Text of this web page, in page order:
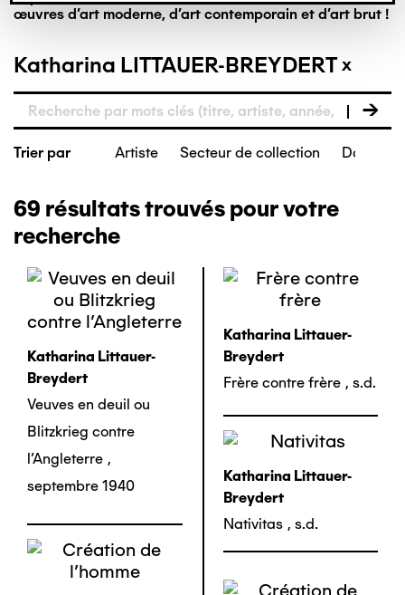
œuvres d’art moderne, d’art contemporain et d’art brut !
Katharina LITTAUER-BREYDERT
Trier par Artiste Secteur de collection Date de
69 résultats trouvés pour votre
recherche
Katharina Littauer-
Breydert
Veuves en deuil ou
Blitzkrieg contre
l'Angleterre ,
septembre 1940
Katharina Littauer-
Breydert
Frère contre frère , s.d.
Katharina Littauer-
Breydert
Nativitas , s.d.